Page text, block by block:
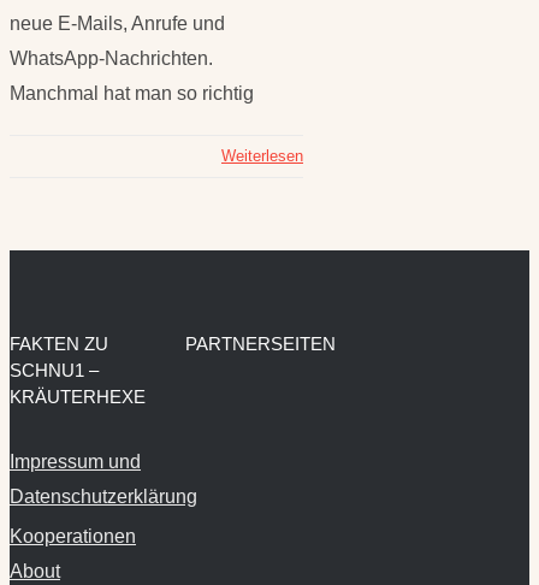
neue E-Mails, Anrufe und
WhatsApp-Nachrichten.
Manchmal hat man so richtig
Weiterlesen
FAKTEN ZU
SCHNU1 –
KRÄUTERHEXE
Impressum und
Datenschutzerklärung
Kooperationen
About
PARTNERSEITEN